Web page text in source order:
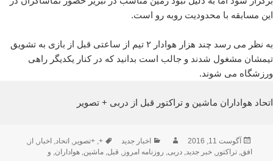
این مسابقه با محدودیت روبه رو است.
به نظر می رسد چند هزار هوادار ۲ تیم از ساعتی قبل از بازی به تشویق
تیمشان مشغول شدند و جالب است بدانید که در کنار یکدیگر راهی
ورزشگاه می شوند.
اتحاد هواداران ماشین و تراکتور قبل از دربی + تصویر
ارسال
شده
آگوست 11, 2016 نویسندهدسته‌ها
اخبار جدید برچسب‌ها
+
,+تصویر ,اتحاد ,اخبار ,از
افق ,تراکتور ,خبر جدید ,دربی روزنامه امروز قبل ,ماشین ,هواداران و